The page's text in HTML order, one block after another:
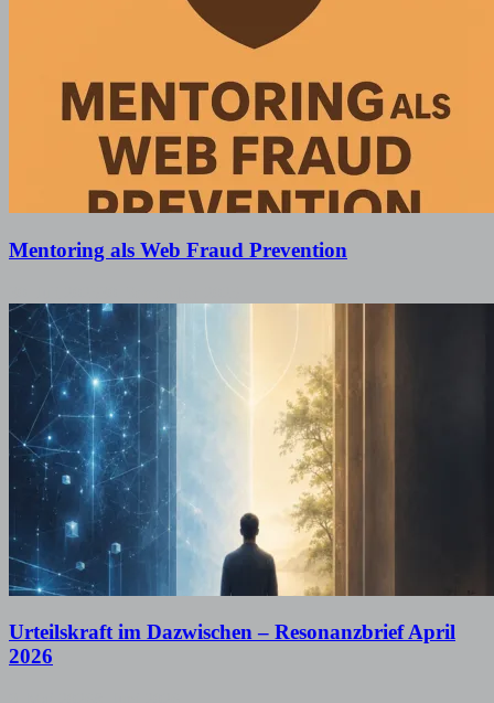
Mentoring als Web Fraud Prevention
Urteilskraft im Dazwischen – Resonanzbrief April
2026